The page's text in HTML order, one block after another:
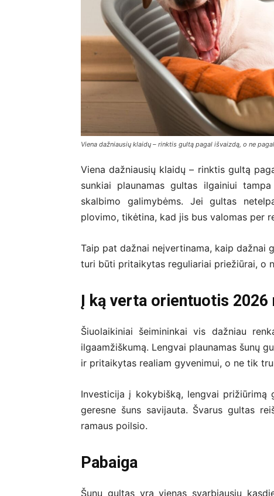
Viena dažniausių klaidų – rinktis gultą pagal išvaizdą, o ne
Viena dažniausių klaidų – rinktis gultą
sunkiai plaunamas gultas ilgainiui
skalbimo galimybėms. Jei gultas
plovimo, tikėtina, kad jis bus valomas per
Taip pat dažnai neįvertinama, kaip dažnai
turi būti pritaikytas reguliariai priežiūrai, o
Į ką verta orientuotis 2026
Šiuolaikiniai šeimininkai vis dažniau
ilgaamžiškumą. Lengvai plaunamas šunų
ir pritaikytas realiam gyvenimui, o ne tik
Investicija į kokybišką, lengvai
geresne šuns savijauta. Švarus gultas
ramaus poilsio.
Pabaiga
Šunų gultas yra vienas svarbiausių